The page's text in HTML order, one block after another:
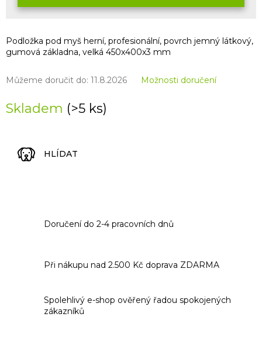
Skladem (>5 ks)
Můžeme doručit do: 11.8.2026 Možnosti doručení
Podložka pod myš herní, profesionální, povrch jemný látkový,
gumová základna, velká 450x400x3 mm
HLÍDAT
Doručení do 2-4 pracovních dnů
Při nákupu nad 2.500 Kč doprava ZDARMA
Spolehlivý e-shop ověřený řadou spokojených
zákazníků